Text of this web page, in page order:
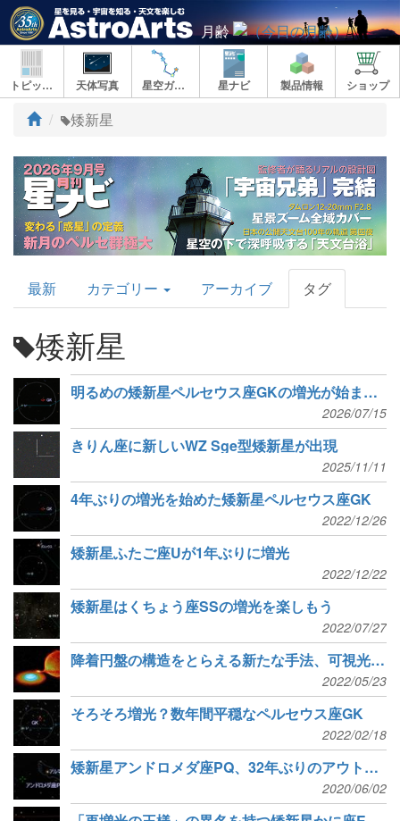
月齢
トピックス 天体写真 星空ガイド 星ナビ 製品情報 ショップ
ト
プ
矮新星
AstroArts
Topics
最新 カテゴリー アーカイブ タグ
矮新星
明るめの矮新星ペルセウス座GKの増光が始まった
2026/07/15
きりん座に新しいWZ Sge型矮新星が出現
2025/11/11
4年ぶりの増光を始めた矮新星ペルセウス座GK
2022/12/26
矮新星ふたご座Uが1年ぶりに増光
2022/12/22
矮新星はくちょう座SSの増光を楽しもう
2022/07/27
降着円盤の構造をとらえる新たな手法、可視光線とX線の高速同時観測
2022/05/23
そろそろ増光？数年間平穏なペルセウス座GK
2022/02/18
矮新星アンドロメダ座PQ、32年ぶりのアウトバースト
2020/06/02